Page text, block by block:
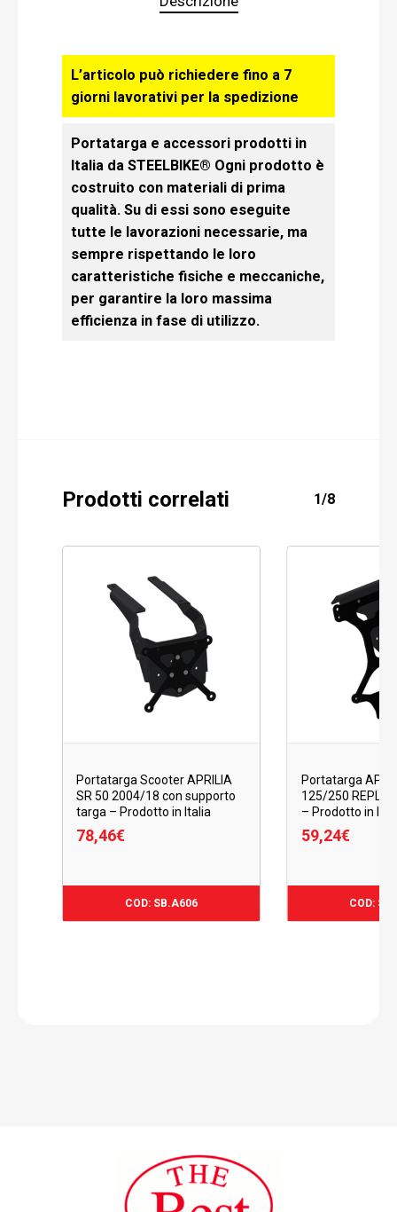
L’articolo può richiedere fino a 7
giorni lavorativi per la spedizione
Portatarga e accessori prodotti in
Italia da STEELBIKE® Ogni prodotto è
costruito con materiali di prima
qualità. Su di essi sono eseguite
tutte le lavorazioni necessarie, ma
sempre rispettando le loro
caratteristiche fisiche e meccaniche,
per garantire la loro massima
efficienza in fase di utilizzo.
Prodotti correlati 1/8
Portatarga Scooter APRILIA
SR 50 2004/18 con supporto
targa – Prodotto in Italia
78,46€
COD: SB.A606
€
Portatarga
125/250
– Prodotto in
59,24€
COD:
€